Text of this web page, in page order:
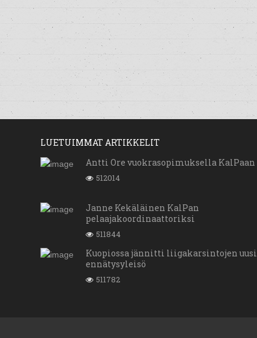
LUETUIMMAT ARTIKKELIT
Antti Ore vuokrasopimuksella KalPaan
512014
Janne Kekäläinen KalPan
pelaajakoordinaattoriksi
511844
Kuopiossa jännitti liigakarsintojen uusi
ennätysyleisö
511782